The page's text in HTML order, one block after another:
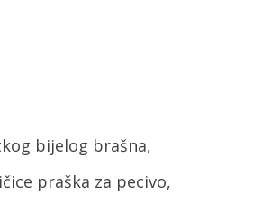
bijelog brašna,
praška za pecivo,